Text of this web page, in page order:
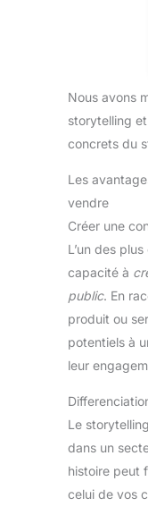
Nous avons
storytelling
concrets du
Les
vendre
Créer une
L’un des
capacité à
public. En
produit ou
potentiels à
leur
Le
dans un
histoire peut
celui de vos